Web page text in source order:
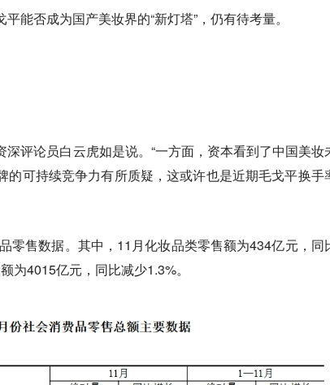
能否成为国产美妆界的“新灯塔”，仍有待考量。
评论员白云虎如是说。“一方面，资本看到了中国美妆
的可持续竞争力有所质疑，这或许也是近期毛戈平换手
零售数据。其中，11月化妆品类零售额为434亿元，同
为4015亿元，同比减少1.3%。